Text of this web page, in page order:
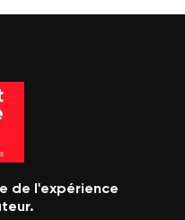
de l'expérience